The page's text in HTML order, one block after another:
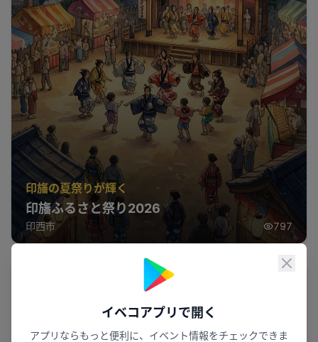
閉じ
イベコアプリで開く
アプリならもっと便利に、イベント情報をチェックできま
印旛の夏祭りが輝く
印旛ふるさと祭り2026
印西市 797